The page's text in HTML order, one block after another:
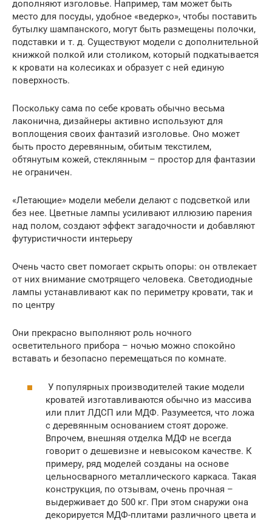
дополняют изголовье. Например, там может быть
место для посуды, удобное «ведерко», чтобы поставить
бутылку шампанского, могут быть размещены полочки,
подставки и т. д. Существуют модели с дополнительной
книжкой полкой или столиком, который подкатывается
к кровати на колесиках и образует с ней единую
поверхность.
Поскольку сама по себе кровать обычно весьма
лаконична, дизайнеры активно используют для
воплощения своих фантазий изголовье. Оно может
быть просто деревянным, обитым текстилем,
обтянутым кожей, стеклянным – простор для фантазии
не ограничен.
«Летающие» модели мебели делают с подсветкой или
без нее. Цветные лампы усиливают иллюзию парения
над полом, создают эффект загадочности и добавляют
футуристичности интерьеру
Очень часто свет помогает скрыть опоры: он отвлекает
от них внимание смотрящего человека. Светодиодные
лампы устанавливают как по периметру кровати, так и
по центру
Они прекрасно выполняют роль ночного
осветительного прибора – ночью можно спокойно
вставать и безопасно перемещаться по комнате.
У популярных производителей такие модели
кроватей изготавливаются обычно из массива
или плит ЛДСП или МДФ. Разумеется, что ложа
с деревянным основанием стоят дороже.
Впрочем, внешняя отделка МДФ не всегда
говорит о дешевизне и невысоком качестве. К
примеру, ряд моделей созданы на основе
цельносварного металлического каркаса. Такая
конструкция, по отзывам, очень прочная –
выдерживает до 500 кг. При этом снаружи она
декорируется МДФ-плитами различного цвета и